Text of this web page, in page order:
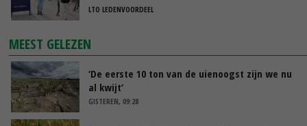
LTO LEDENVOORDEEL
MEEST GELEZEN
‘De eerste 10 ton van de uienoogst zijn we nu
al kwijt’
GISTEREN, 09:28